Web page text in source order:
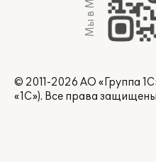
Мы в Max
© 2011-2026 АО «Группа
«1С»). Все права